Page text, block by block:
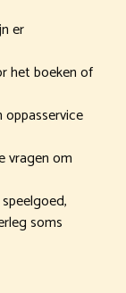
er
het boeken of
vragen om
soms